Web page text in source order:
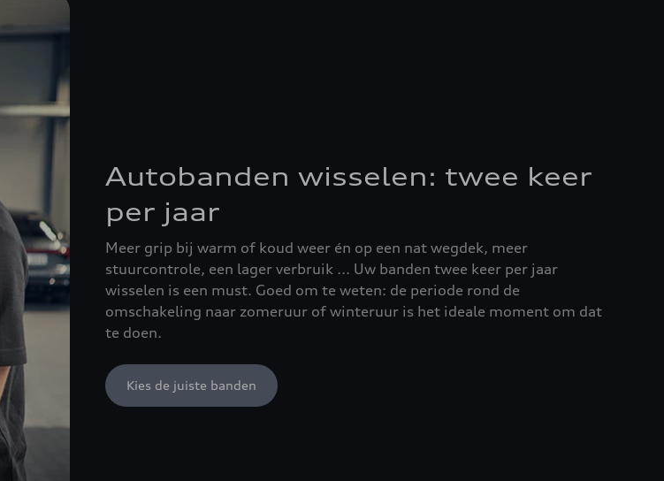
Autobanden wisselen: twee keer
per jaar
Meer grip bij warm of koud weer én op een nat wegdek, meer
stuurcontrole, een lager verbruik ... Uw banden twee keer per jaar
wisselen is een must. Goed om te weten: de periode rond de
omschakeling naar zomeruur of winteruur is het ideale moment om dat
te doen.
Kies de juiste banden